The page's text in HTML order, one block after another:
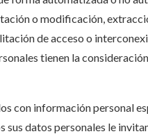
o modificación,
de acceso o
tienen la
con información personal
datos personales le